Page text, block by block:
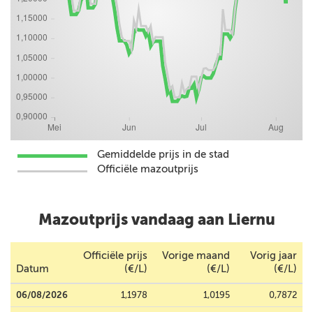
Gemiddelde prijs in de stad
Officiële mazoutprijs
Mazoutprijs vandaag aan Liernu
Datum
Officiële prijs
(€/L)
Vorige maand
(€/L)
Vorig jaar
(€/L)
06/08/2026 1,1978 1,0195 0,7872